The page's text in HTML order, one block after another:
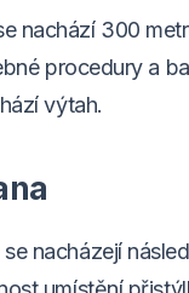
nachází 300
procedury a
výtah.
se nacházejí